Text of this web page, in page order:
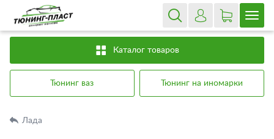
Каталог товаров
Тюнинг ваз Тюнинг на иномарки
Лада